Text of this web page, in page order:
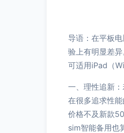
导语：在平板
验上有明显差
可适用iPad（
一、理性追新
在很多追求性
价格不及新款
sim智能备用也